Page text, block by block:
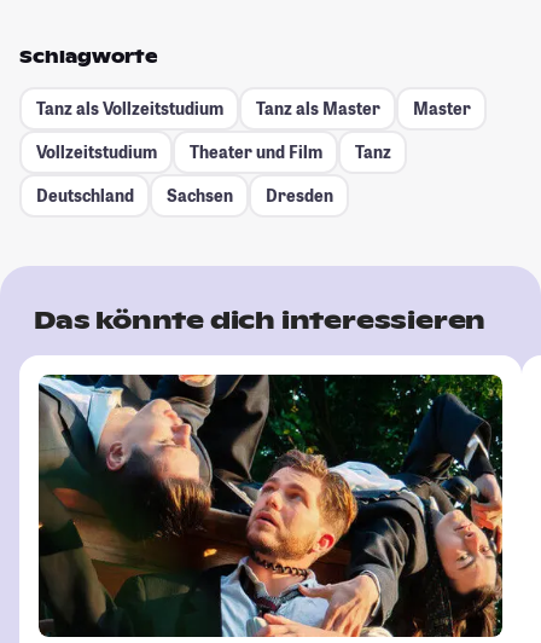
Schlagworte
Tanz als Vollzeitstudium Tanz als Master
Master
Vollzeitstudium
Theater und Film
Tanz
Deutschland
Sachsen Dresden
Das könnte dich interessieren